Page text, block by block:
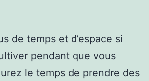
de temps et d’espace si
pendant que vous
le temps de prendre des